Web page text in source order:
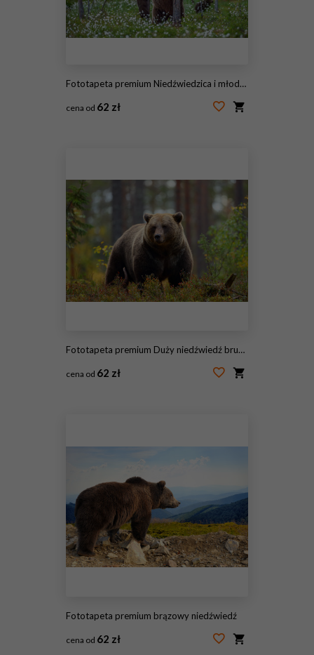
Fototapeta premium Niedźwiedzica i młode. Młode niedźwiedzia brunatnego wspina się na drzewo. Naturalne środowisko. W letnim lesie. Nazwa Sceintific: Ursus arctos.
cena od 62 zł
Fototapeta premium Duży niedźwiedź brunatny w lesie
cena od 62 zł
Fototapeta premium brązowy niedźwiedź
cena od 62 zł